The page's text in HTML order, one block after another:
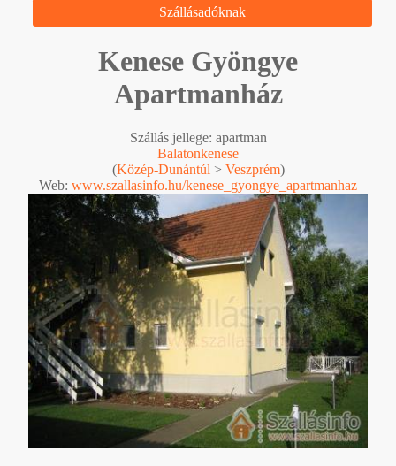
Szállásadóknak
Kenese Gyöngye
Apartmanház
Szállás jellege: apartman
Balatonkenese
(Közép-Dunántúl > Veszprém)
Web: www.szallasinfo.hu/kenese_gyongye_apartmanhaz